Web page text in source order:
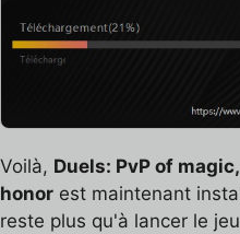
Voilà, Duels: PvP of
honor est maintenant
reste plus qu'à lancer le